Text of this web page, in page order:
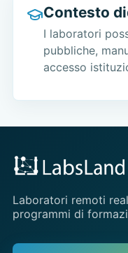
Contesto
I laboratori
pubbliche,
accesso
Laboratori remoti
programmi di